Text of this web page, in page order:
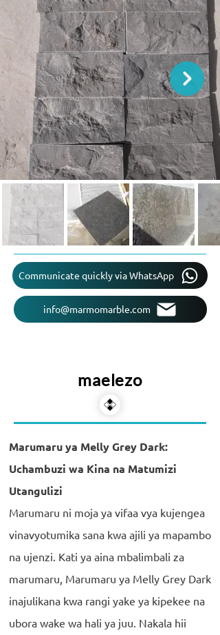
Communicate quickly via WhatsApp
info@marmomarble.com
maelezo
Marumaru ya Melly Grey Dark:
Uchambuzi wa Kina na Matumizi
Utangulizi
Marumaru ni moja ya vifaa vya kujengea
vinavyotumika sana kwa ajili ya mapambo
na ujenzi. Kati ya aina mbalimbali za
marumaru, Marumaru ya Melly Grey Dark
inajulikana kwa rangi yake ya kipekee na
ubora wake wa hali ya juu. Nakala hii